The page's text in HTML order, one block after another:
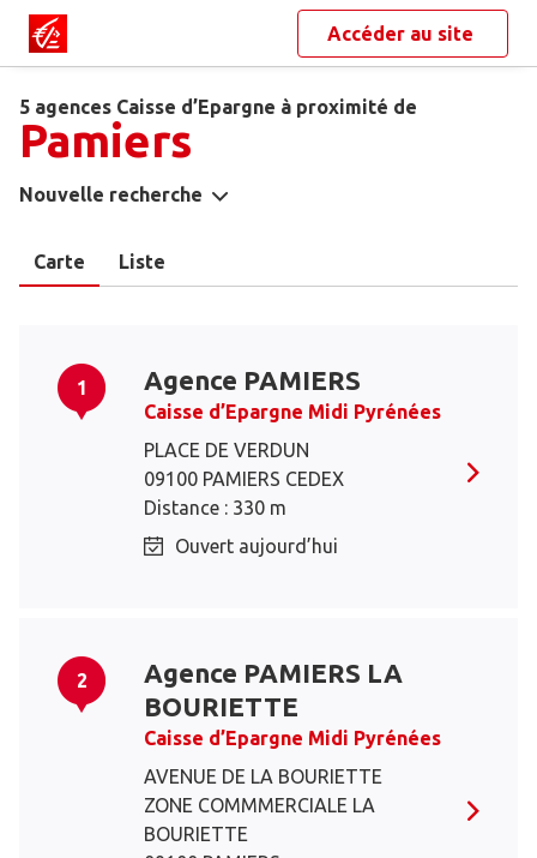
Accéder au site
5 agences Caisse d’Epargne à proximité de
Pamiers
Nouvelle recherche
Carte Liste
1 Agence PAMIERS
Caisse d’Epargne Midi Pyrénées
PLACE DE VERDUN
09100 PAMIERS CEDEX
Distance : 330 m
Ouvert aujourd’hui
2
Agence PAMIERS LA
BOURIETTE
Caisse d’Epargne Midi Pyrénées
AVENUE DE LA BOURIETTE
ZONE COMMMERCIALE LA
BOURIETTE